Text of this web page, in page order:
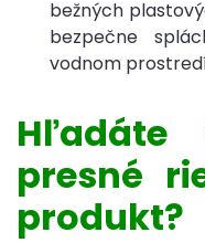
bežných
bezpečne
vodnom
Hľadáte
presné
produkt?